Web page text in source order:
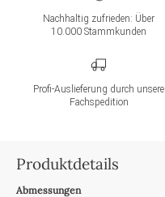
Nachhaltig zufrieden: Über
10.000 Stammkunden
Profi-Auslieferung durch unsere
Fachspedition
Produktdetails
Abmessungen